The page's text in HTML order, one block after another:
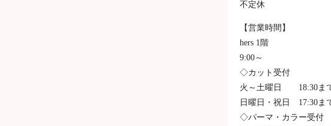
不定休
【営業時間】
hers 1階
9:00～
◇カット受付
火～土曜日 18:30ま
日曜日・祝日 17:30ま
◇パーマ・カラー受付